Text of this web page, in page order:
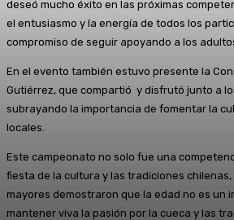
deseó mucho éxito en las próximas
el entusiasmo y la energía de todos los
compromiso de seguir apoyando a los
En el evento también estuvo presente la
Gutiérrez, que compartió y disfrutó junto a
subrayando la importancia de fomentar la
locales.
Este campeonato no solo fue una
fiesta de la cultura y las tradiciones
mayores demostraron que la edad no es un
mantener viva la pasión por la cueca y las